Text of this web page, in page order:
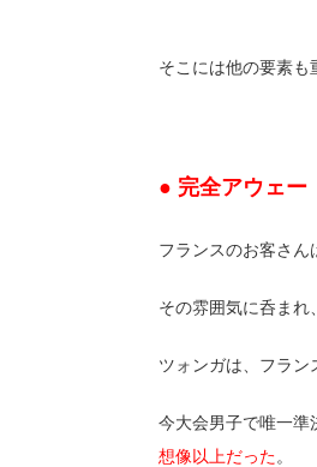
そこには他の要素も
● 完全アウェー
フランスのお客さん
その雰囲気に呑まれ
ツォンガは、フラン
今大会男子で唯一準
想像以上だった。